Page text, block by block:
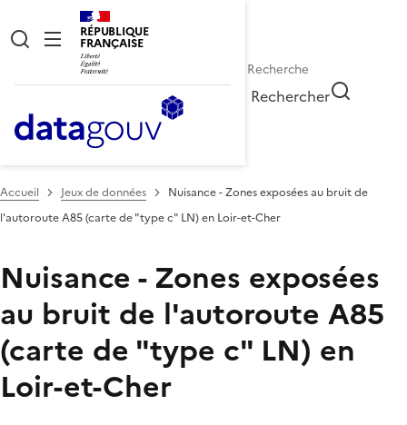
RÉPUBLIQUE
FRANÇAISE
Rechercher
Accueil Jeux de données
Nuisance - Zones exposées au bruit de
l'autoroute A85 (carte de "type c" LN) en Loir-et-Cher
Nuisance - Zones exposées
au bruit de l'autoroute A85
(carte de "type c" LN) en
Loir-et-Cher